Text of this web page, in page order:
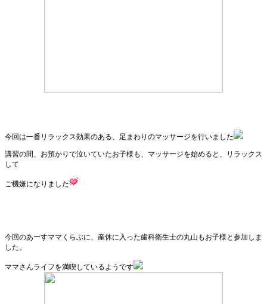
今回は一番リラックス効果のある、足まわりのマッサージを行いました
講習の間、お預かりで泣いていたお子様も、マッサージを始めると、リラックス
して
ご機嫌になりました
今回のあーすママくらぶに、産休に入った歯科衛生士の丸山もお子様と参加しま
した。
ママさんライフを満喫しているようです